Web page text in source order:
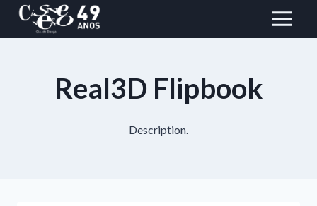
Pular
Real3D Flipbook
Description.